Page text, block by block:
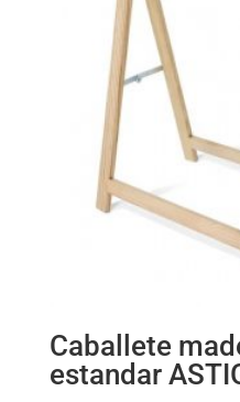
Caballete
estandar